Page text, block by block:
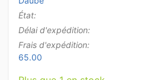
État:
Délai d'expédition:
Frais d'expédition:
65.00